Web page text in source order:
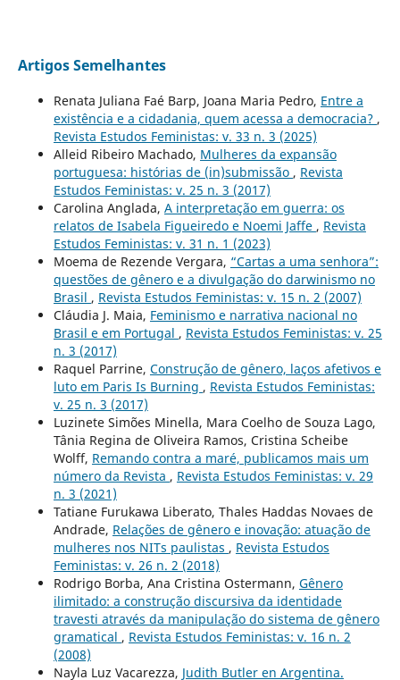
Artigos Semelhantes
Renata Juliana Faé Barp, Joana Maria Pedro, Entre a
existência e a cidadania, quem acessa a democracia? ,
Revista Estudos Feministas: v. 33 n. 3 (2025)
Alleid Ribeiro Machado, Mulheres da expansão
portuguesa: histórias de (in)submissão , Revista
Estudos Feministas: v. 25 n. 3 (2017)
Carolina Anglada, A interpretação em guerra: os
relatos de Isabela Figueiredo e Noemi Jaffe , Revista
Estudos Feministas: v. 31 n. 1 (2023)
Moema de Rezende Vergara, “Cartas a uma senhora”:
questões de gênero e a divulgação do darwinismo no
Brasil , Revista Estudos Feministas: v. 15 n. 2 (2007)
Cláudia J. Maia, Feminismo e narrativa nacional no
Brasil e em Portugal , Revista Estudos Feministas: v. 25
n. 3 (2017)
Raquel Parrine, Construção de gênero, laços afetivos e
luto em Paris Is Burning , Revista Estudos Feministas:
v. 25 n. 3 (2017)
Luzinete Simões Minella, Mara Coelho de Souza Lago,
Tânia Regina de Oliveira Ramos, Cristina Scheibe
Wolff, Remando contra a maré, publicamos mais um
número da Revista , Revista Estudos Feministas: v. 29
n. 3 (2021)
Tatiane Furukawa Liberato, Thales Haddas Novaes de
Andrade, Relações de gênero e inovação: atuação de
mulheres nos NITs paulistas , Revista Estudos
Feministas: v. 26 n. 2 (2018)
Rodrigo Borba, Ana Cristina Ostermann, Gênero
ilimitado: a construção discursiva da identidade
travesti através da manipulação do sistema de gênero
gramatical , Revista Estudos Feministas: v. 16 n. 2
(2008)
Nayla Luz Vacarezza, Judith Butler en Argentina.